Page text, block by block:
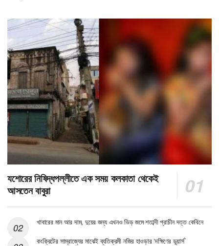
যশোরের নিষিদ্ধপল্লীতে এক সময় কলকাতা থেকেই
আসতেন বাবুরা
খাবারের মান আর দাম, দুয়ের জন্য এখনও ভিড় জমে শতাব্দী প্রাচীন দত্ত কেবিনে
কংক্রিটের সাম্রাজ্যের মাঝেই ব্যতিক্রমী নজির হাওড়ার ‘দক্ষিণের ডুয়ার্স’